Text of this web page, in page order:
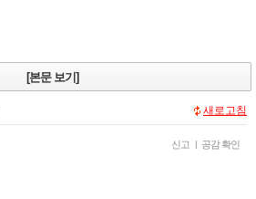
[본문 보기]
새로고침
신고 | 공감 확인